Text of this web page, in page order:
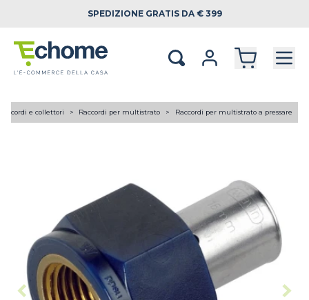
SPEDIZIONE GRATIS DA € 399
e collettori Raccordi per multistrato Raccordi per multistrato a pressare